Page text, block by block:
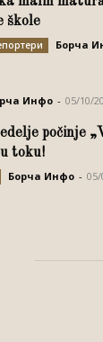
škole
Борча
Инфо - 05/10/
počinje
toku!
Борча Инфо - 05/